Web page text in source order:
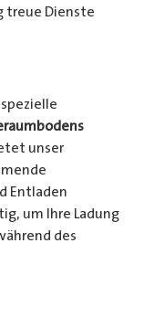
treue Dienste
unser
Entladen
um Ihre Ladung
des